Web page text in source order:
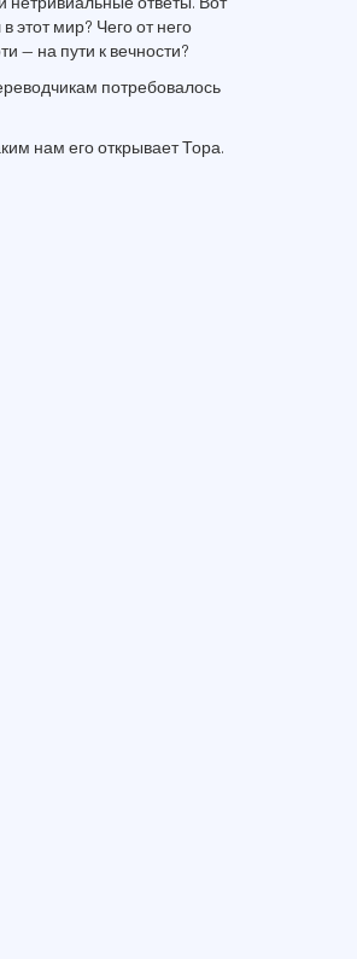
этот мир? Чего от него
— на пути к вечности?
потребовалось
нам его открывает Тора.